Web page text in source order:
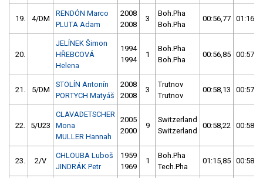
19. 4/DM
RENDÓN Marco
PLUTA Adam
2008
2008
3
Boh.Pha
Boh.Pha
00:56,77
20.
JELÍNEK Šimon
HŘEBCOVÁ
Helena
1994
1994
1
Boh.Pha
Boh.Pha
00:56,85
21. 5/DM
STOLÍN Antonín
PORTYCH Matyáš
2008
2008
3
Trutnov
Trutnov
00:58,13
22. 5/U23
CLAVADETSCHER
Mona
MULLER Hannah
2005
2000
9
Switzerland
Switzerland
00:58,22
23. 2/V
CHLOUBA Luboš
JINDRÁK Petr
1959
1969
1
Boh.Pha
Tech.Pha
01:15,85